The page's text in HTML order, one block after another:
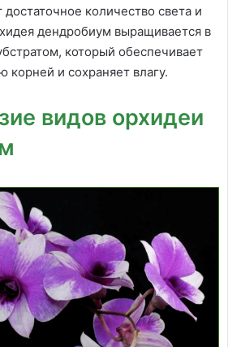
достаточное количество света и
дендробиум выращивается в
который обеспечивает
и сохраняет влагу.
видов орхидеи